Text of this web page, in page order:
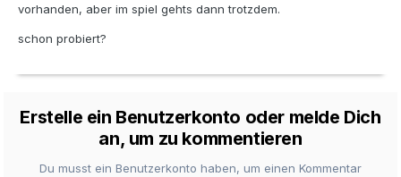
vorhanden, aber im spiel gehts dann trotzdem.
schon probiert?
Erstelle ein Benutzerkonto oder melde Dich
an, um zu kommentieren
Du musst ein Benutzerkonto haben, um einen Kommentar